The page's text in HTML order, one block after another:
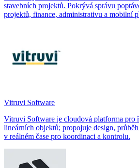
stavebních projektů. Pokrývá správu
projektů, finance, administrativu a mobilní
Vitruvi Software
Vitruvi Software je cloudová platforma pro
lineárních objektů; propojuje design,
v reálném čase pro koordinaci a kontrolu.